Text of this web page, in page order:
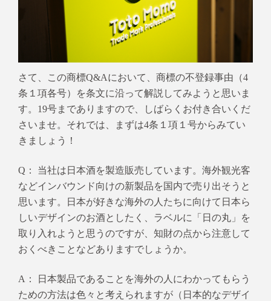
さて、この商標Q&Aにおいて、 商標の不登録事由（4
条１項各号）を条文に沿って解説してみようと思いま
す。 19号までありますので、しばらく お付き合いくだ
さいませ。それでは、まずは4条１項１号からみてい
きましょう！
Q： 当社は日本酒を製造販売しています。海外観光客
などインバウンド向けの新製品を国内で売り出そうと
思います。日本が好きな海外の人たちに向けて日本ら
しいデザインのお酒としたく、ラベルに「日の丸」を
取り入れようと思うのですが、知財の点から注意して
おくべきことなどありますでしょうか。
A： 日本製品であることを海外の人にわかってもらう
ための方法は色々と考えられますが（日本的なデザイ